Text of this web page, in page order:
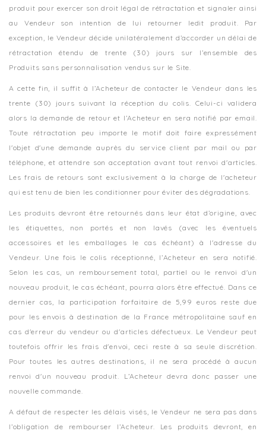
produit pour exercer son droit légal de rétractation et signaler ainsi
au Vendeur son intention de lui retourner ledit produit. Par
exception, le Vendeur décide unilatéralement d’accorder un délai de
rétractation étendu de trente (30) jours sur l’ensemble des
Produits sans personnalisation vendus sur le Site.
A cette fin, il suffit à l’Acheteur de contacter le Vendeur dans les
trente (30) jours suivant la réception du colis. Celui-ci validera
alors la demande de retour et l’Acheteur en sera notifié par email.
Toute rétractation peu importe le motif doit faire expressément
l'objet d'une demande auprès du service client par mail ou par
téléphone, et attendre son acceptation avant tout renvoi d'articles.
Les frais de retours sont exclusivement à la charge de l'acheteur
qui est tenu de bien les conditionner pour éviter des dégradations.
Les produits devront être retournés dans leur état d’origine, avec
les étiquettes, non portés et non lavés (avec les éventuels
accessoires et les emballages le cas échéant) à l'adresse du
Vendeur. Une fois le colis réceptionné, l’Acheteur en sera notifié.
Selon les cas, un remboursement total, partiel ou le renvoi d'un
nouveau produit, le cas échéant, pourra alors être effectué. Dans ce
dernier cas, la participation forfaitaire de 5,99 euros reste due
pour les envois à destination de la France métropolitaine sauf en
cas d'erreur du vendeur ou d'articles défectueux. Le Vendeur peut
toutefois offrir les frais d'envoi, ceci reste à sa seule discrétion.
Pour toutes les autres destinations, il ne sera procédé à aucun
renvoi d'un nouveau produit. L’Acheteur devra donc passer une
nouvelle commande.
A défaut de respecter les délais visés, le Vendeur ne sera pas dans
l’obligation de rembourser l’Acheteur. Les produits devront, en